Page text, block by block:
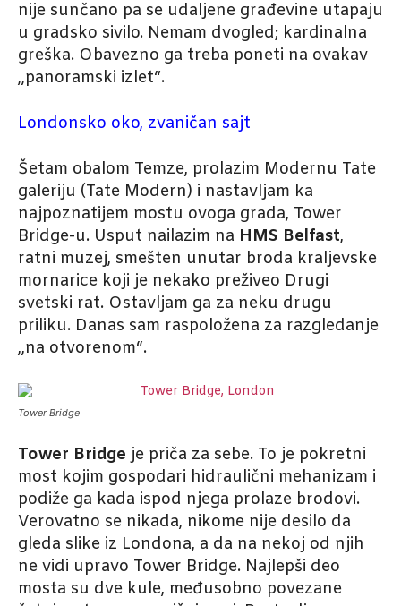
nije sunčano pa se udaljene građevine utapaju
u gradsko sivilo. Nemam dvogled; kardinalna
greška. Obavezno ga treba poneti na ovakav
„panoramski izlet“.
Londonsko oko, zvaničan sajt
Šetam obalom Temze, prolazim Modernu Tate
galeriju (Tate Modern) i nastavljam ka
najpoznatijem mostu ovoga grada, Tower
Bridge-u. Usput nailazim na HMS Belfast,
ratni muzej, smešten unutar broda kraljevske
mornarice koji je nekako preživeo Drugi
svetski rat. Ostavljam ga za neku drugu
priliku. Danas sam raspoložena za razgledanje
„na otvorenom“.
Tower Bridge
Tower Bridge je priča za sebe. To je pokretni
most kojim gospodari hidraulični mehanizam i
podiže ga kada ispod njega prolaze brodovi.
Verovatno se nikada, nikome nije desilo da
gleda slike iz Londona, a da na nekoj od njih
ne vidi upravo Tower Bridge. Najlepši deo
mosta su dve kule, međusobno povezane